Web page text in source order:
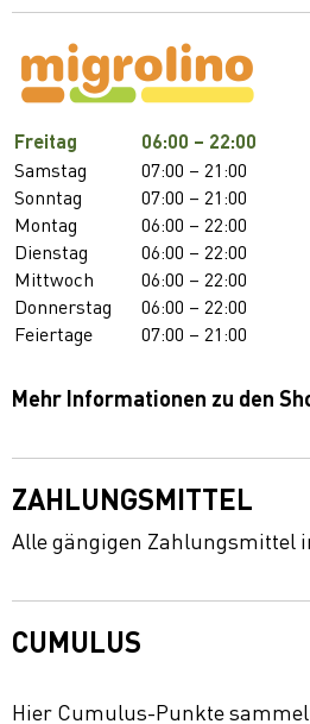
Freitag 06:00 – 22:00
Samstag
07:00 – 21:00
Sonntag
07:00 – 21:00
Montag
06:00 – 22:00
Dienstag
06:00 – 22:00
Mittwoch
06:00 – 22:00
Donnerstag
06:00 – 22:00
Feiertage
07:00 – 21:00
Mehr Informationen zu den
ZAHLUNGSMITTEL
Alle gängigen Zahlungsmittel
CUMULUS
Hier Cumulus-Punkte